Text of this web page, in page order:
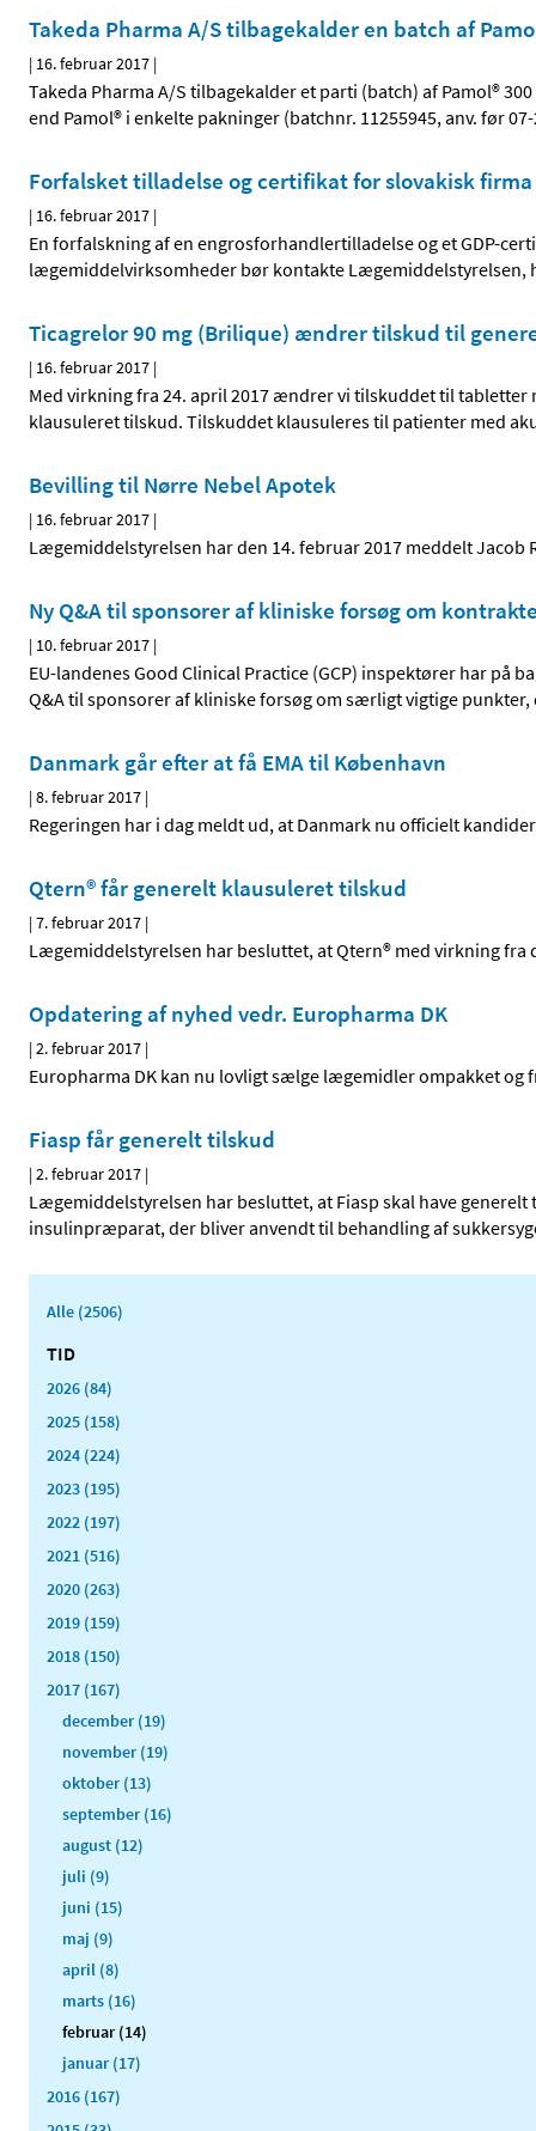
Takeda Pharma A/S tilbagekalder en batch af
| 16. februar 2017 |
Takeda Pharma A/S tilbagekalder et parti (batch) af Pamol®
end Pamol® i enkelte pakninger (batchnr. 11255945, anv. før
Forfalsket tilladelse og certifikat for slovakisk
| 16. februar 2017 |
En forfalskning af en engrosforhandlertilladelse og et GDP-
lægemiddelvirksomheder bør kontakte Lægemiddelstyrelsen,
Ticagrelor 90 mg (Brilique) ændrer tilskud til
| 16. februar 2017 |
Med virkning fra 24. april 2017 ændrer vi tilskuddet til
klausuleret tilskud. Tilskuddet klausuleres til patienter med
Bevilling til Nørre Nebel Apotek
| 16. februar 2017 |
Lægemiddelstyrelsen har den 14. februar 2017 meddelt Jacob
Ny Q&A til sponsorer af kliniske forsøg om
| 10. februar 2017 |
EU-landenes Good Clinical Practice (GCP) inspektører har
Q&A til sponsorer af kliniske forsøg om særligt vigtige
Danmark går efter at få EMA til København
|8. februar 2017 |
Regeringen har i dag meldt ud, at Danmark nu officielt
Qtern® får generelt klausuleret tilskud
|7. februar 2017 |
Lægemiddelstyrelsen har besluttet, at Qtern® med virkning
Opdatering af nyhed vedr. Europharma DK
|2. februar 2017 |
Europharma DK kan nu lovligt sælge lægemidler ompakket og
Fiasp får generelt tilskud
|2. februar 2017 |
Lægemiddelstyrelsen har besluttet, at Fiasp skal have
insulinpræparat, der bliver anvendt til behandling af
Alle (2506)
TID
2026 (84)
2025 (158)
2024 (224)
2023 (195)
2022 (197)
2021 (516)
2020 (263)
2019 (159)
2018 (150)
2017 (167)
december (19)
november (19)
oktober (13)
september (16)
august (12)
juli (9)
juni (15)
maj (9)
april (8)
marts (16)
februar (14)
januar (17)
2016 (167)